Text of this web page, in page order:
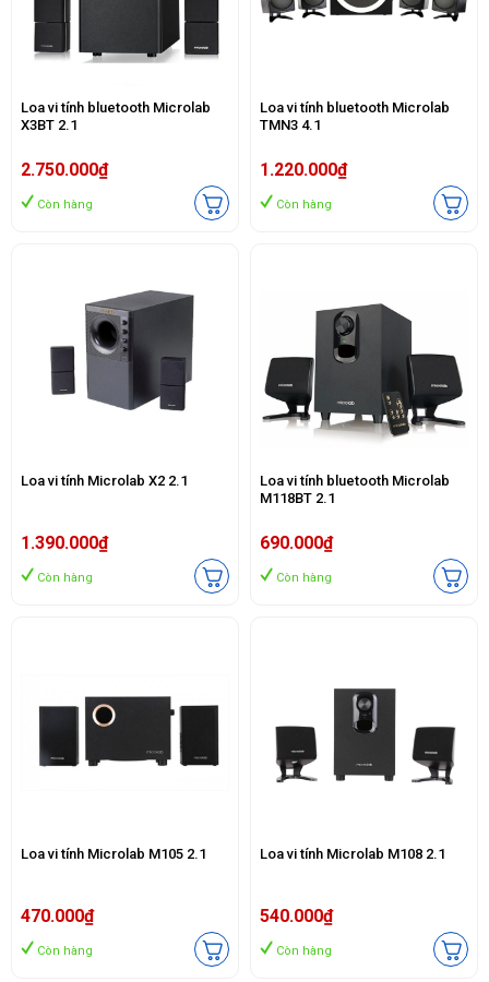
Loa vi tính bluetooth Microlab
X3BT 2.1
2.750.000₫
Còn hàng
Loa vi tính bluetooth Microlab
TMN3 4.1
1.220.000₫
Còn hàng
Loa vi tính Microlab X2 2.1
1.390.000₫
Còn hàng
Loa vi tính bluetooth Microlab
M118BT 2.1
690.000₫
Còn hàng
Loa vi tính Microlab M105 2.1
470.000₫
Còn hàng
Loa vi tính Microlab M108 2.1
540.000₫
Còn hàng